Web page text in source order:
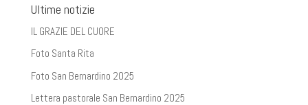
Ultime notizie
IL GRAZIE DEL CUORE
Foto Santa Rita
Foto San Bernardino 2025
Lettera pastorale San Bernardino 2025